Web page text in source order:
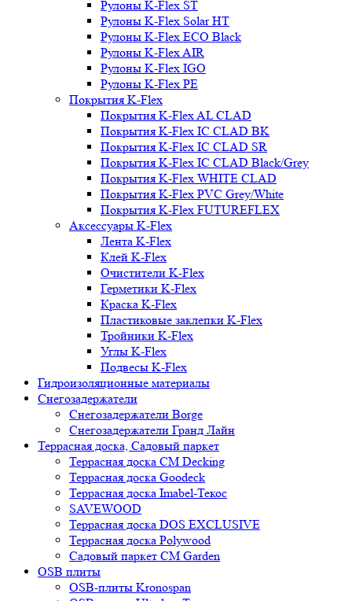
Рулоны K-Flex ST
Рулоны K-Flex Solar HT
Рулоны K-Flex ECO Black
Рулоны K-Flex AIR
Рулоны K-Flex IGO
Рулоны K-Flex PE
Покрытия K-Flex
Покрытия K-Flex AL CLAD
Покрытия K-Flex IC CLAD BK
Покрытия K-Flex IC CLAD SR
Покрытия K-Flex IC CLAD Black/Grey
Покрытия K-Flex WHITE CLAD
Покрытия K-Flex PVC Grey/White
Покрытия K-Flex FUTUREFLEX
Аксессуары K-Flex
Лента K-Flex
Клей K-Flex
Очистители K-Flex
Герметики K-Flex
Краска K-Flex
Пластиковые заклепки K-Flex
Тройники K-Flex
Углы K-Flex
Подвесы K-Flex
Гидроизоляционные материалы
Снегозадержатели
Снегозадержатели Borge
Снегозадержатели Гранд Лайн
Террасная доска, Садовый паркет
Террасная доска CM Decking
Террасная доска Goodeck
Террасная доска Imabel-Текос
SAVEWOOD
Террасная доска DOS EXCLUSIVE
Террасная доска Polywood
Садовый паркет CM Garden
OSB плиты
OSB-плиты Kronospan